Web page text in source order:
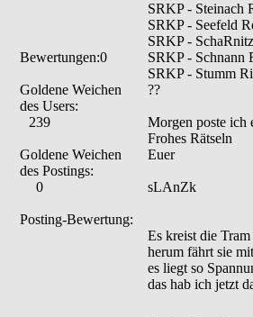
Bewertungen:0
Goldene Weichen
des Users:
239
Goldene Weichen
des Postings:
0
Posting-Bewertung:
SRKP - Steinach
SRKP - Seefeld
SRKP -
SRKP - Schnann
SRKP - Stumm
??
Morgen poste ich
Frohes Rätseln
Euer
sLAnZk
Es kreist die
herum fährt sie
es liegt so
das hab ich jetzt